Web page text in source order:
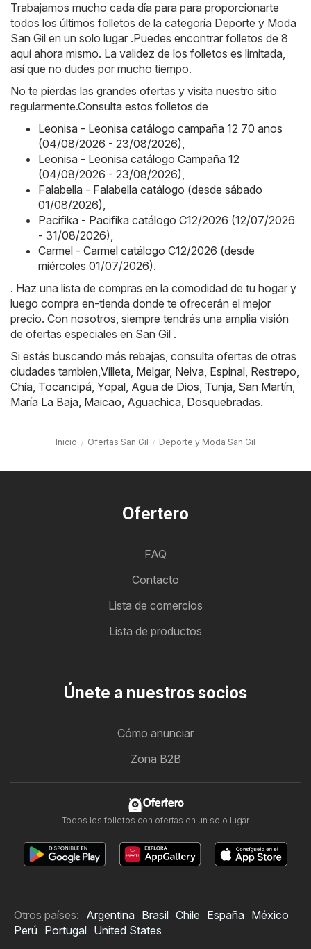
Trabajamos mucho cada día para para proporcionarte
todos los últimos folletos de la categoría Deporte y Moda
San Gil en un solo lugar .Puedes encontrar folletos de 8
aquí ahora mismo. La validez de los folletos es limitada,
así que no dudes por mucho tiempo.
No te pierdas las grandes ofertas y visita nuestro sitio
regularmente.Consulta estos folletos de
Leonisa - Leonisa catálogo campaña 12 70 anos
(04/08/2026 - 23/08/2026),
Leonisa - Leonisa catálogo Campaña 12
(04/08/2026 - 23/08/2026),
Falabella - Falabella catálogo (desde sábado
01/08/2026),
Pacifika - Pacifika catálogo C12/2026 (12/07/2026
- 31/08/2026),
Carmel - Carmel catálogo C12/2026 (desde
miércoles 01/07/2026).
. Haz una lista de compras en la comodidad de tu hogar y
luego compra en-tienda donde te ofrecerán el mejor
precio. Con nosotros, siempre tendrás una amplia visión
de ofertas especiales en San Gil .
Si estás buscando más rebajas, consulta ofertas de otras
ciudades tambien,Villeta, Melgar, Neiva, Espinal, Restrepo,
Chía, Tocancipá, Yopal, Agua de Dios, Tunja, San Martín,
María La Baja, Maicao, Aguachica, Dosquebradas.
Inicio Ofertas San Gil Deporte y Moda San Gil
Ofertero
FAQ
Contacto
Lista de comercios
Lista de productos
Únete a nuestros socios
Cómo anunciar
Zona B2B
Ofertero
Todos los folletos con ofertas en un solo lugar
Otros países: Argentina Brasil Chile España México
Perú Portugal United States